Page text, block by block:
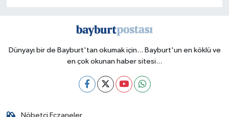
Dünyayı bir de Bayburt'tan okumak için... Bayburt'un en köklü ve
en çok okunan haber sitesi...
Nöbetçi Eczaneler